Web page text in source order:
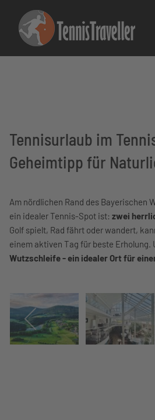
Tennisurlaub im
Geheimtipp für
Am nördlichen Rand des Bayerischen
ein idealer Tennis-Spot ist: zwei
Golf spielt, Rad fährt oder wandert,
einem aktiven Tag für beste Erholung.
Wutzschleife - ein idealer Ort für